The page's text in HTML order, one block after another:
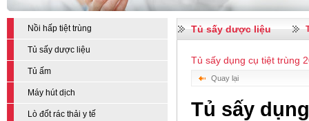
Nồi hấp tiệt trùng
Tủ sấy dược liệu
Tủ ấm
Máy hút dịch
Lò đốt rác thải y tế
Tủ sấy dược liệu
Tủ sấy dụng cụ tiệt trùng
Quay lại
Tủ sấy